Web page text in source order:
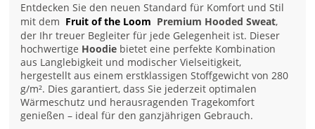
Entdecken Sie den neuen Standard für Komfort und Stil
mit dem Fruit of the Loom Premium Hooded Sweat,
der Ihr treuer Begleiter für jede Gelegenheit ist. Dieser
hochwertige Hoodie bietet eine perfekte Kombination
aus Langlebigkeit und modischer Vielseitigkeit,
hergestellt aus einem erstklassigen Stoffgewicht von 280
g/m². Dies garantiert, dass Sie jederzeit optimalen
Wärmeschutz und herausragenden Tragekomfort
genießen – ideal für den ganzjährigen Gebrauch.